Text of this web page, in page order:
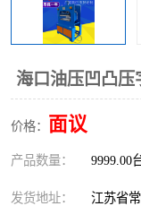
海口油压凹凸压
价格： 面议
产品数量： 9999.00
发货地址： 江苏省